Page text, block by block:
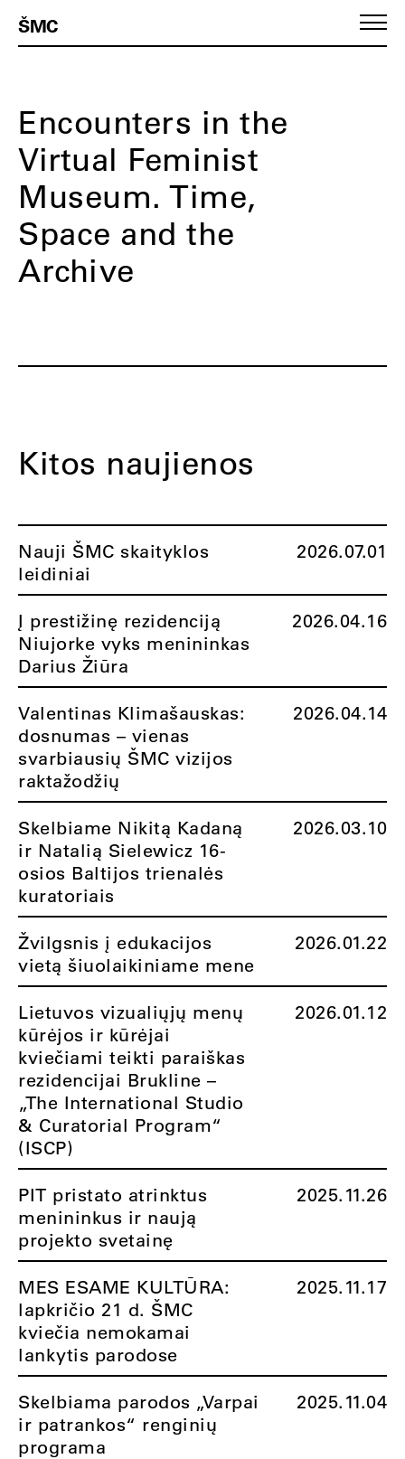
ŠMC
Encounters in the
Virtual Feminist
Museum. Time,
Space and the
Archive
Kitos naujienos
Nauji ŠMC skaityklos
leidiniai
2026.07.01
Į prestižinę rezidenciją
Niujorke vyks menininkas
Darius Žiūra
2026.04.16
Valentinas Klimašauskas:
dosnumas – vienas
svarbiausių ŠMC vizijos
raktažodžių
2026.04.14
Skelbiame Nikitą Kadaną
ir Natalią Sielewicz 16-
osios Baltijos trienalės
kuratoriais
2026.03.10
Žvilgsnis į edukacijos
vietą šiuolaikiniame mene
2026.01.22
Lietuvos vizualiųjų menų
kūrėjos ir kūrėjai
kviečiami teikti paraiškas
rezidencijai Brukline –
„The International Studio
& Curatorial Program“
(ISCP)
2026.01.12
PIT pristato atrinktus
menininkus ir naują
projekto svetainę
2025.11.26
MES ESAME KULTŪRA:
lapkričio 21 d. ŠMC
kviečia nemokamai
lankytis parodose
2025.11.17
Skelbiama parodos „Varpai
ir patrankos“ renginių
programa
2025.11.04